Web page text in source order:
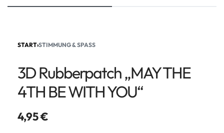
START›STIMMUNG & SPASS
3D Rubberpatch „MAY THE
4TH BE WITH YOU“
4,95€